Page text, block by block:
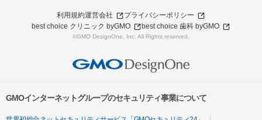
利用規約運営会社
プライバシーポリシー
best choice クリニック byGMO
best choice 歯科 byGMO
©GMO DesignOne, Inc. All Rights reserved.
GMOインターネットグループのセキュリティ事業について